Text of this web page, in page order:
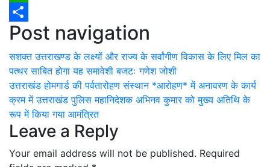
WhatsApp
Share
Post navigation
सशक्त उत्तराखण्ड के लक्ष्यों और राज्य के सर्वांगीण विकास के लिए मिल का
पत्थर साबित होगा यह समावेशी बजटः गणेश जोशी
उत्तराखंड होमगार्ड की पर्वतारोहण संस्थान *आरोहण* में अनावरण के कार्य
क्रम में उत्तराखंड पुलिस महानिदेशक अभिनव कुमार को मुख्य अतिथि के
रूप में किया गया आमंत्रित
Leave a Reply
Your email address will not be published. Required